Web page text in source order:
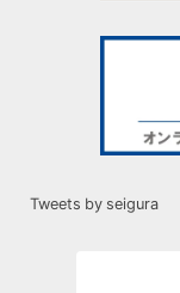
Tweets by seigura